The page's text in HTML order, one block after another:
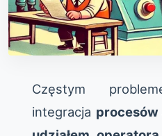
Częstym
integracja